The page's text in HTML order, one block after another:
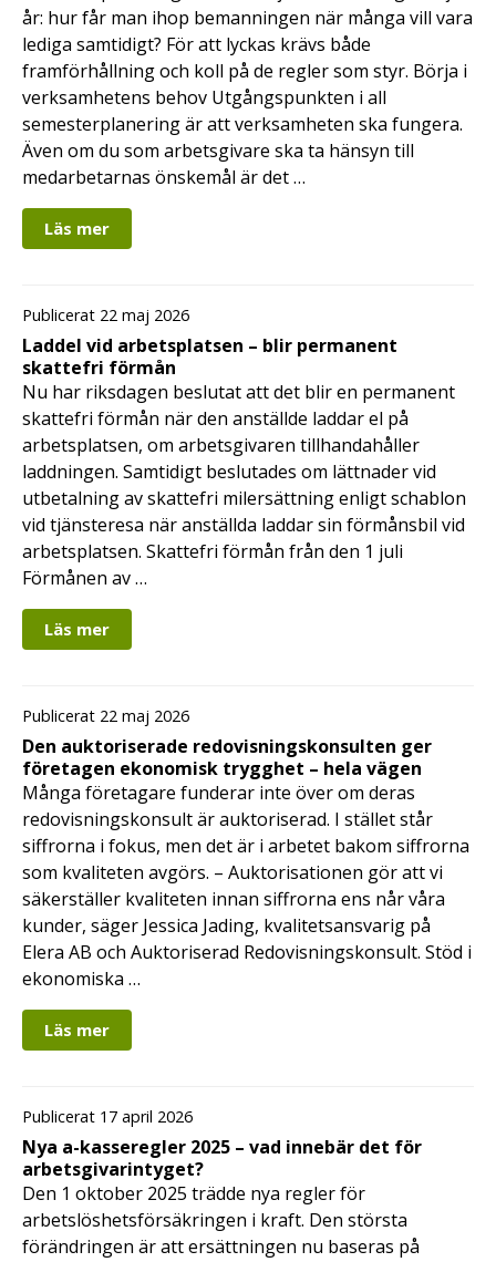
år: hur får man ihop bemanningen när många vill vara
lediga samtidigt? För att lyckas krävs både
framförhållning och koll på de regler som styr. Börja i
verksamhetens behov Utgångspunkten i all
semesterplanering är att verksamheten ska fungera.
Även om du som arbetsgivare ska ta hänsyn till
medarbetarnas önskemål är det …
Läs mer
Publicerat 22 maj 2026
Laddel vid arbetsplatsen – blir permanent
skattefri förmån
Nu har riksdagen beslutat att det blir en permanent
skattefri förmån när den anställde laddar el på
arbetsplatsen, om arbetsgivaren tillhandahåller
laddningen. Samtidigt beslutades om lättnader vid
utbetalning av skattefri milersättning enligt schablon
vid tjänsteresa när anställda laddar sin förmånsbil vid
arbetsplatsen. Skattefri förmån från den 1 juli
Förmånen av …
Läs mer
Publicerat 22 maj 2026
Den auktoriserade redovisningskonsulten ger
företagen ekonomisk trygghet – hela vägen
Många företagare funderar inte över om deras
redovisningskonsult är auktoriserad. I stället står
siffrorna i fokus, men det är i arbetet bakom siffrorna
som kvaliteten avgörs. – Auktorisationen gör att vi
säkerställer kvaliteten innan siffrorna ens når våra
kunder, säger Jessica Jading, kvalitetsansvarig på
Elera AB och Auktoriserad Redovisningskonsult. Stöd i
ekonomiska …
Läs mer
Publicerat 17 april 2026
Nya a-kasseregler 2025 – vad innebär det för
arbetsgivarintyget?
Den 1 oktober 2025 trädde nya regler för
arbetslöshetsförsäkringen i kraft. Den största
förändringen är att ersättningen nu baseras på